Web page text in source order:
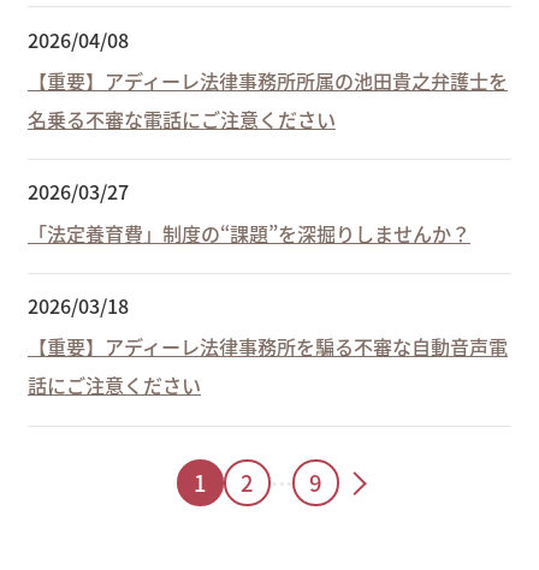
2026/04/08
【重要】アディーレ法律事務所所属の池田貴之弁護士を
名乗る不審な電話にご注意ください
2026/03/27
「法定養育費」制度の“課題”を深掘りしませんか？
2026/03/18
【重要】アディーレ法律事務所を騙る不審な自動音声電
話にご注意ください
1 2 … 9